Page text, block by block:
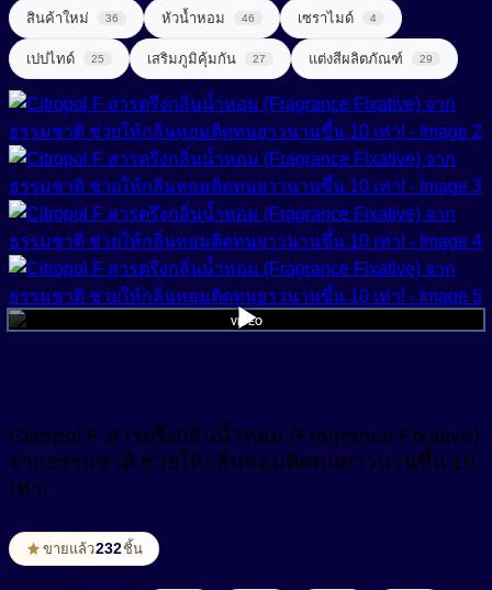
Amphoteric Surfactant
Anionic Surfactant
Cationic Surfactant
Non-ionic Surfactant
สารปรับ pH (pH adjust)
สารปรับความนุ่มลื่น (Conditioning Agent)
สารปรับเนื้อสัมผัสเนียนนุ่ม (Smoothness)
สารผสาน (Emulsifier)
Cream Base (Emulsifier Wax)
O/W Emulsifier
W/O Emulsifier
สารสร้างฟิล์ม (Film Forming Agent)
สารสร้างเนื้อมุก (Pearlizing Agent)
สารหล่อลื่น (Lubricant)
Anti Stress Repair
Anti-Aging Agent
สารเพิ่มการละลาย (Solubilizer)
สารเพิ่มความข้น ในน้ำยาปรับผ้านุ่ม (Fabric Softener)
เพิ่มสารอาหาร (Nutrient added)
สินค้าใหม่ 36 หัวน้ำหอม 46 เซราไมด์ 4
เปปไทด์ 25 เสริมภูมิคุ้มกัน 27 แต่งสีผลิตภัณฑ์ 29
Citropol F สารตรึงกลิ่นน้ำหอม (Fragrance Fixative)
จากธรรมชาติ ช่วยให้กลิ่นหอมติดทนยาวนานขึ้น 10
เท่า!
ขายแล้ว232ชิ้น